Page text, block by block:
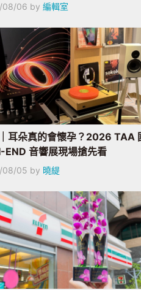
08/06 by 編輯室
耳朵真的會懷孕？2026 TAA
END 音響展現場搶先看
08/05 by 曉緹